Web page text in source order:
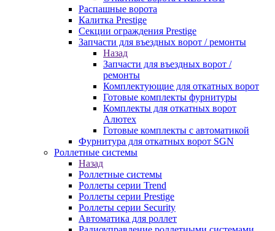
Распашные ворота
Калитка Prestige
Секции ограждения Prestige
Запчасти для въездных ворот / ремонты
Назад
Запчасти для въездных ворот /
ремонты
Комплектующие для откатных ворот
Готовые комплекты фурнитуры
Комплекты для откатных ворот
Алютех
Готовые комплекты с автоматикой
Фурнитура для откатных ворот SGN
Роллетные системы
Назад
Роллетные системы
Роллеты серии Trend
Роллеты серии Prestige
Роллеты серии Security
Автоматика для роллет